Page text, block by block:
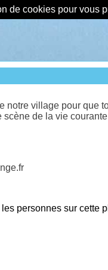
de cookies pour vous
village pour que
de la vie courante
personnes sur